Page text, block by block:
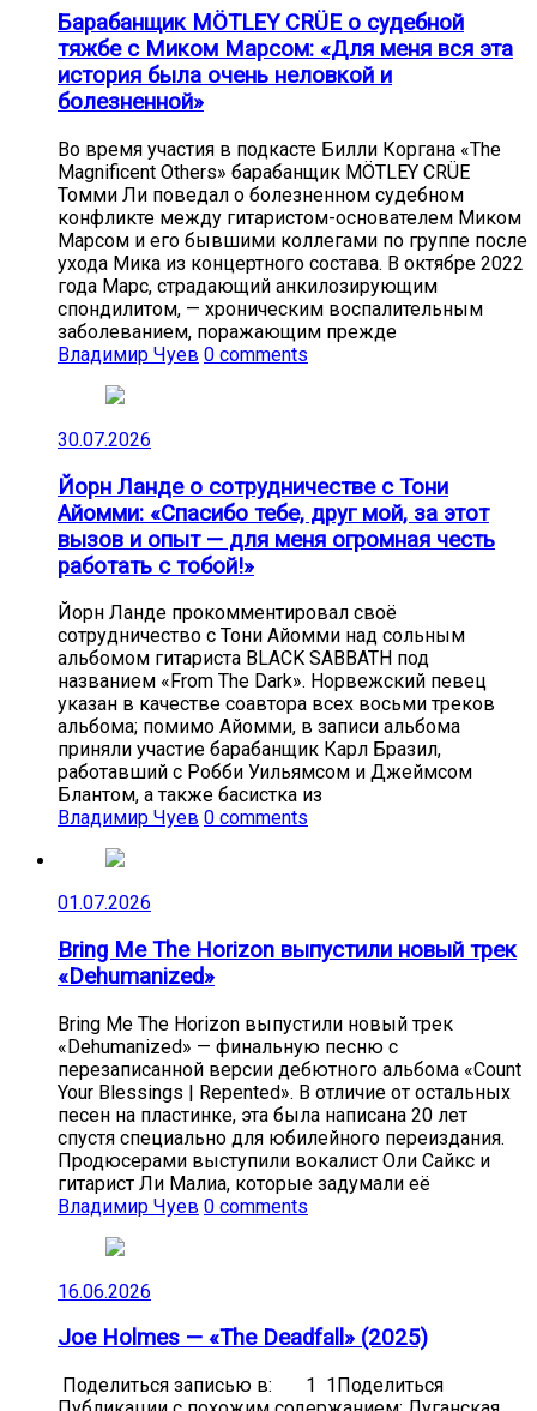
Барабанщик MÖTLEY CRÜE о судебной
тяжбе с Миком Марсом: «Для меня вся эта
история была очень неловкой и
болезненной»
Во время участия в подкасте Билли Коргана «The
Magnificent Others» барабанщик MÖTLEY CRÜE
Томми Ли поведал о болезненном судебном
конфликте между гитаристом-основателем Миком
Марсом и его бывшими коллегами по группе после
ухода Мика из концертного состава. В октябре 2022
года Марс, страдающий анкилозирующим
спондилитом, — хроническим воспалительным
заболеванием, поражающим прежде
Владимир Чуев 0 comments
30.07.2026
Йорн Ланде о сотрудничестве с Тони
Айомми: «Спасибо тебе, друг мой, за этот
вызов и опыт — для меня огромная честь
работать с тобой!»
Йорн Ланде прокомментировал своё
сотрудничество с Тони Айомми над сольным
альбомом гитариста BLACK SABBATH под
названием «From The Dark». Норвежский певец
указан в качестве соавтора всех восьми треков
альбома; помимо Айомми, в записи альбома
приняли участие барабанщик Карл Бразил,
работавший с Робби Уильямсом и Джеймсом
Блантом, а также басистка из
Владимир Чуев 0 comments
01.07.2026
Bring Me The Horizon выпустили новый трек
«Dehumanized»
Bring Me The Horizon выпустили новый трек
«Dehumanized» — финальную песню с
перезаписанной версии дебютного альбома «Count
Your Blessings | Repented». В отличие от остальных
песен на пластинке, эта была написана 20 лет
спустя специально для юбилейного переиздания.
Продюсерами выступили вокалист Оли Сайкс и
гитарист Ли Малиа, которые задумали её
Владимир Чуев 0 comments
16.06.2026
Joe Holmes — «The Deadfall» (2025)
Поделиться записью в: 1 1Поделиться